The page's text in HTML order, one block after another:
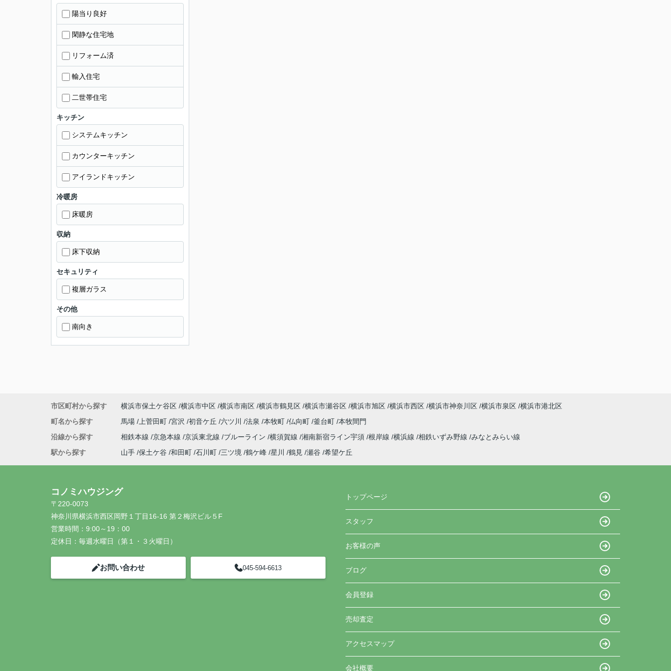
陽当り良好
閑静な住宅地
リフォーム済
輸入住宅
二世帯住宅
キッチン
システムキッチン
カウンターキッチン
アイランドキッチン
冷暖房
床暖房
収納
床下収納
セキュリティ
複層ガラス
その他
南向き
市区町村から探す 横浜市保土ケ谷区 横浜市中区 横浜市南区 横浜市鶴見区 横浜市瀬谷区 横浜市旭区 横浜市西区 横浜市神奈川区 横浜市泉区 横浜市港北区
町名から探す
馬場 上菅田町 宮沢 初音ケ丘 六ツ川 法泉 本牧町 仏向町 釜台町 本牧間門
沿線から探す
相鉄本線 京急本線 京浜東北線 ブルーライン 横須賀線 湘南新宿ライン宇須 根岸線 横浜線 相鉄いずみ野線 みなとみらい線
駅から探す
山手 保土ケ谷 和田町 石川町 三ツ境 鶴ケ峰 星川 鶴見 瀬谷 希望ケ丘
コノミハウジング
〒220-0073
神奈川県横浜市西区岡野１丁目16-16 第２梅沢ビル５F
営業時間： 9:00～19：00
定休日： 毎週水曜日（第１・３火曜日）
お問い合わせ 045-594-6613
トップページ
スタッフ
お客様の声
ブログ
会員登録
売却査定
アクセスマップ
会社概要